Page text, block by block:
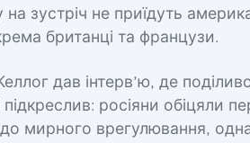
зустріч не приїдуть
британці та французи.
дав інтерв’ю, де
росіяни обіцяли
мирного врегулювання,